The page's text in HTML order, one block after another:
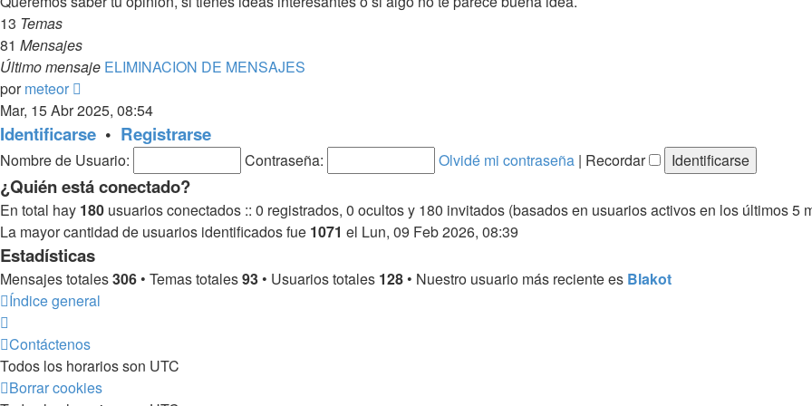
13 Temas
81 Mensajes
Último mensaje ELIMINACION DE MENSAJES
pormeteor
último
mensaje
Mar, 15 Abr 2025, 08:54
Identificarse • Registrarse
Nombre de Usuario: Contraseña: Olvidé mi contraseña | Recordar
¿Quién está conectado?
En total hay 180 usuarios conectados :: 0 registrados, 0 ocultos y 180 invitados (basados en usuarios activos en los últimos 5
La mayor cantidad de usuarios identificados fue 1071 el Lun, 09 Feb 2026, 08:39
Estadísticas
Mensajes totales306 • Temas totales93 • Usuarios totales 128 • Nuestro usuario más reciente es Blakot
Índice general
Contáctenos
Todos los horarios son UTC
Borrar cookies